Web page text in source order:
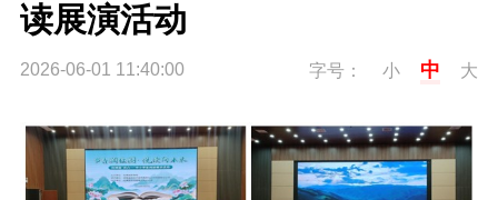
读展演活动
2026-06-01 11:40:00 字号： 小 中 大